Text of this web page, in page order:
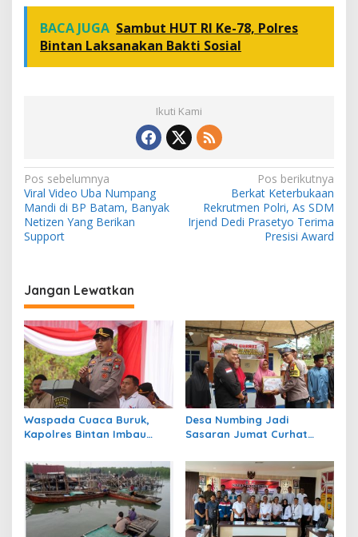
BACA JUGA Sambut HUT RI Ke-78, Polres
Bintan Laksanakan Bakti Sosial
Ikuti Kami
N
a
v
i
a
s
i
p
o
s
Pos sebelumnya
Viral Video Uba Numpang
Mandi di BP Batam, Banyak
Netizen Yang Berikan
Support
Pos berikutnya
Berkat Keterbukaan
Rekrutmen Polri, As SDM
Irjend Dedi Prasetyo Terima
Presisi Award
Jangan Lewatkan
Waspada Cuaca Buruk,
Kapolres Bintan Imbau
Desa Numbing Jadi
Sasaran Jumat Curhat
Aspirasi Warga dan
Bagikan Sembako